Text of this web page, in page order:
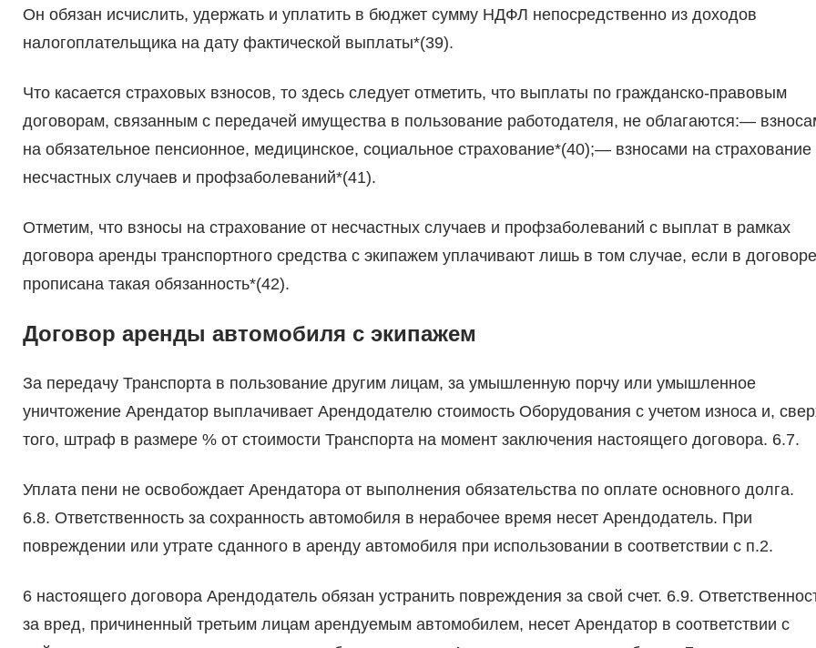
Он обязан исчислить, удержать и уплатить в бюджет сумму НДФЛ непосредственно из доходов
налогоплательщика на дату фактической выплаты*(39).
Что касается страховых взносов, то здесь следует отметить, что выплаты по гражданско-правовым
договорам, связанным с передачей имущества в пользование работодателя, не облагаются:—
на обязательное пенсионное, медицинское, социальное страхование*(40);— взносами на страхование
несчастных случаев и профзаболеваний*(41).
Отметим, что взносы на страхование от несчастных случаев и профзаболеваний с выплат в рамках
договора аренды транспортного средства с экипажем уплачивают лишь в том случае, если в договоре
прописана такая обязанность*(42).
Договор аренды автомобиля с экипажем
За передачу Транспорта в пользование другим лицам, за умышленную порчу или умышленное
уничтожение Арендатор выплачивает Арендодателю стоимость Оборудования с учетом износа и,
того, штраф в размере % от стоимости Транспорта на момент заключения настоящего договора. 6.7.
Уплата пени не освобождает Арендатора от выполнения обязательства по оплате основного долга.
6.8. Ответственность за сохранность автомобиля в нерабочее время несет Арендодатель. При
повреждении или утрате сданного в аренду автомобиля при использовании в соответствии с п.2.
6 настоящего договора Арендодатель обязан устранить повреждения за свой счет. 6.9.
за вред, причиненный третьим лицам арендуемым автомобилем, несет Арендатор в соответствии с